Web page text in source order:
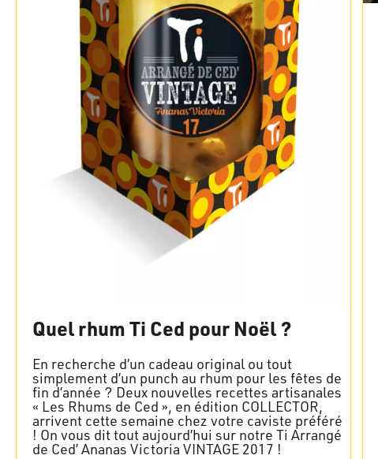
Quel rhum Ti Ced pour Noël ?
En recherche d’un cadeau original ou tout
simplement d’un punch au rhum pour les fêtes de
fin d’année ? Deux nouvelles recettes artisanales
« Les Rhums de Ced », en édition COLLECTOR,
arrivent cette semaine chez votre caviste préféré
! On vous dit tout aujourd’hui sur notre Ti Arrangé
de Ced’ Ananas Victoria VINTAGE 2017 !